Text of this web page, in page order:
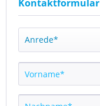
Kontaktformular